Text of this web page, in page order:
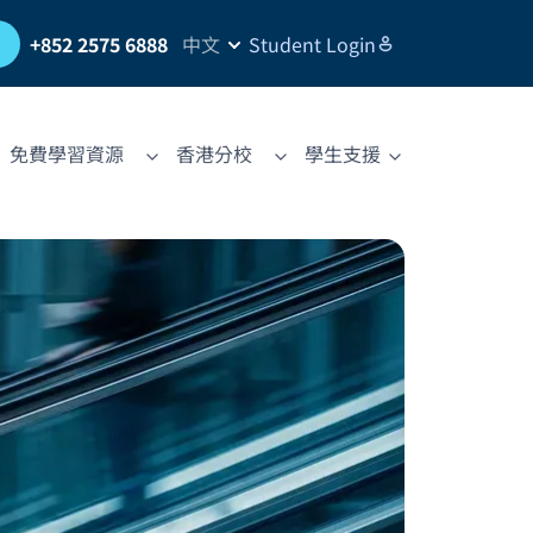
+852 2575 6888 中文 Student Login
免費學習資源 香港分校 學生支援